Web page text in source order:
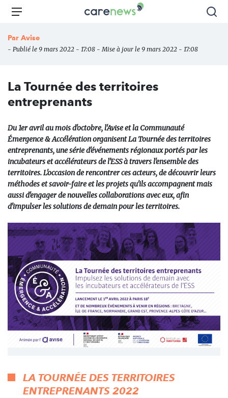
Aller
principal
Carenews,
des
l'engagement
Menu
Par Avise
- Publié le 9 mars 2022 - 17:08 - Mise à jour le 9 mars 2022 - 17:08
La Tournée des territoires
entreprenants
Du 1er avril au mois d'octobre, l'Avise et la Communauté
Émergence & Accélération organisent La Tournée des territoires
entreprenants, une série d'événements régionaux portés par les
incubateurs et accélérateurs de l'ESS à travers l'ensemble des
territoires. L'occasion de rencontrer ces acteurs, de découvrir leurs
méthodes et savoir-faire et les projets qu'ils accompagnent mais
aussi d'engager de nouvelles collaborations avec eux, afin
d'impulser les solutions de demain pour les territoires.
LA TOURNÉE DES TERRITOIRES
ENTREPRENANTS 2022